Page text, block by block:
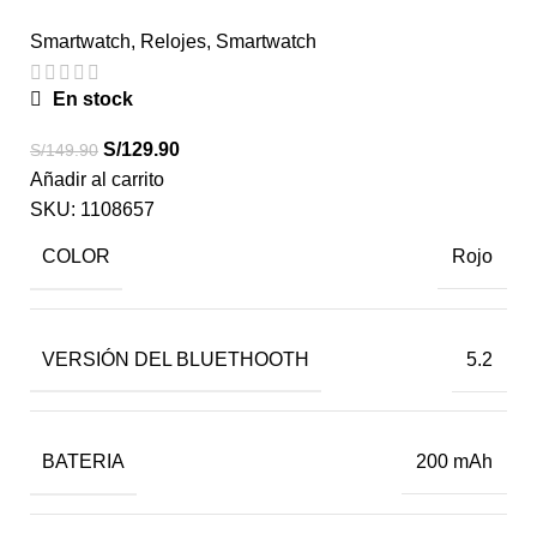
Smartwatch, Relojes, Smartwatch
En stock
S/149.90 S/129.90
Añadir al carrito
SKU: 1108657
COLOR Rojo
VERSIÓN DEL BLUETHOOTH 5.2
BATERIA 200 mAh